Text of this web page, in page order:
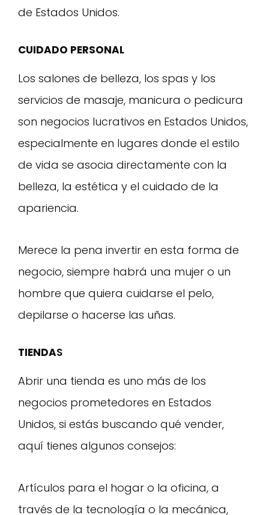
de Estados Unidos.
CUIDADO PERSONAL
Los salones de belleza, los spas y los
servicios de masaje, manicura o pedicura
son negocios lucrativos en Estados Unidos,
especialmente en lugares donde el estilo
de vida se asocia directamente con la
belleza, la estética y el cuidado de la
apariencia.
Merece la pena invertir en esta forma de
negocio, siempre habrá una mujer o un
hombre que quiera cuidarse el pelo,
depilarse o hacerse las uñas.
TIENDAS
Abrir una tienda es uno más de los
negocios prometedores en Estados
Unidos, si estás buscando qué vender,
aquí tienes algunos consejos:
Artículos para el hogar o la oficina, a
través de la tecnología o la mecánica,